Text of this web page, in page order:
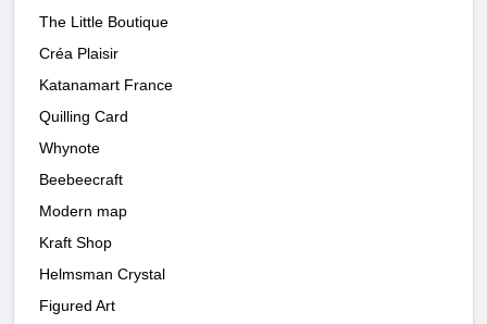
The Little Boutique
Créa Plaisir
Katanamart France
Quilling Card
Whynote
Beebeecraft
Modern map
Kraft Shop
Helmsman Crystal
Figured Art